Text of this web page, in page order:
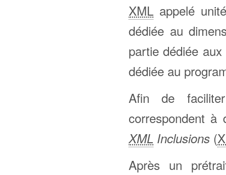
XML appelé
dédiée au
partie dédiée
dédiée au
Afin de
correspondent
XML Inclusions (
Après un